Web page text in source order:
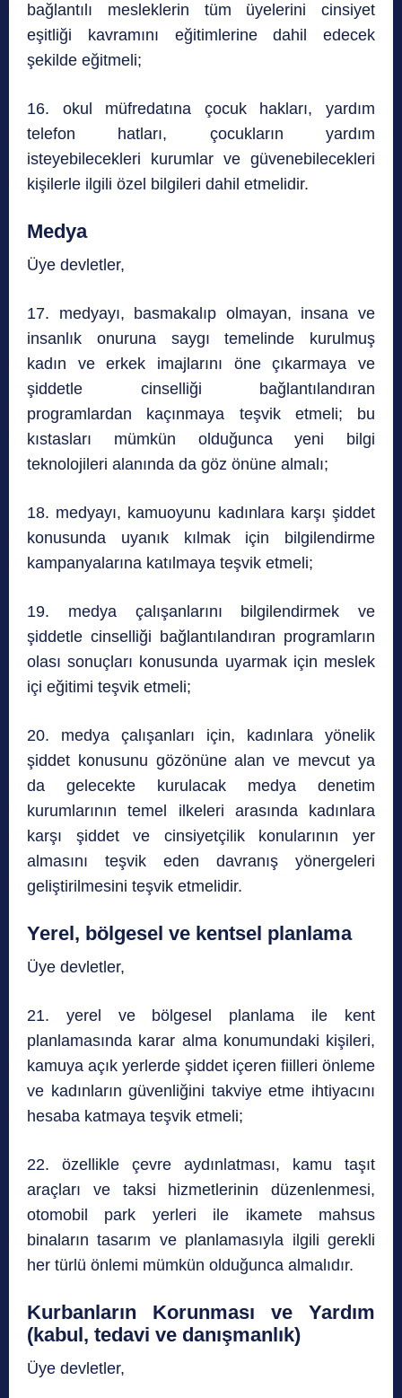
bağlantılı mesleklerin tüm üyelerini cinsiyet
eşitliği kavramını eğitimlerine dahil edecek
şekilde eğitmeli;
16. okul müfredatına çocuk hakları, yardım
telefon hatları, çocukların yardım
isteyebilecekleri kurumlar ve güvenebilecekleri
kişilerle ilgili özel bilgileri dahil etmelidir.
Medya
Üye devletler,
17. medyayı, basmakalıp olmayan, insana ve
insanlık onuruna saygı temelinde kurulmuş
kadın ve erkek imajlarını öne çıkarmaya ve
şiddetle cinselliği bağlantılandıran
programlardan kaçınmaya teşvik etmeli; bu
kıstasları mümkün olduğunca yeni bilgi
teknolojileri alanında da göz önüne almalı;
18. medyayı, kamuoyunu kadınlara karşı şiddet
konusunda uyanık kılmak için bilgilendirme
kampanyalarına katılmaya teşvik etmeli;
19. medya çalışanlarını bilgilendirmek ve
şiddetle cinselliği bağlantılandıran programların
olası sonuçları konusunda uyarmak için meslek
içi eğitimi teşvik etmeli;
20. medya çalışanları için, kadınlara yönelik
şiddet konusunu gözönüne alan ve mevcut ya
da gelecekte kurulacak medya denetim
kurumlarının temel ilkeleri arasında kadınlara
karşı şiddet ve cinsiyetçilik konularının yer
almasını teşvik eden davranış yönergeleri
geliştirilmesini teşvik etmelidir.
Yerel, bölgesel ve kentsel planlama
Üye devletler,
21. yerel ve bölgesel planlama ile kent
planlamasında karar alma konumundaki kişileri,
kamuya açık yerlerde şiddet içeren fiilleri önleme
ve kadınların güvenliğini takviye etme ihtiyacını
hesaba katmaya teşvik etmeli;
22. özellikle çevre aydınlatması, kamu taşıt
araçları ve taksi hizmetlerinin düzenlenmesi,
otomobil park yerleri ile ikamete mahsus
binaların tasarım ve planlamasıyla ilgili gerekli
her türlü önlemi mümkün olduğunca almalıdır.
Kurbanların Korunması ve Yardım
(kabul, tedavi ve danışmanlık)
Üye devletler,